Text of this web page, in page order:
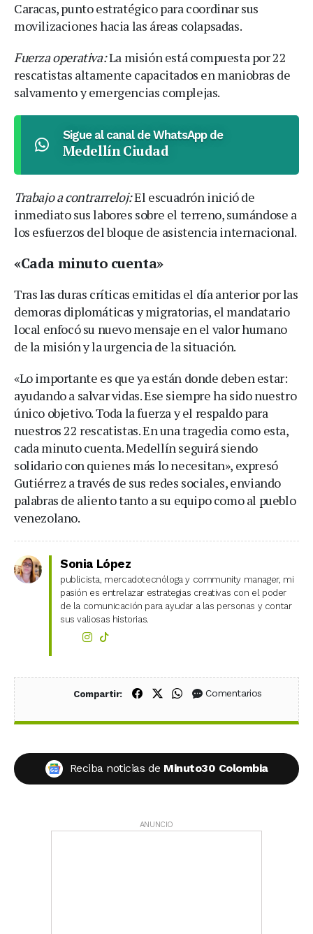
Caracas, punto estratégico para coordinar sus
movilizaciones hacia las áreas colapsadas.
Fuerza operativa:La misión está compuesta por 22
rescatistas altamente capacitados en maniobras de
salvamento y emergencias complejas.
Sigue al canal de WhatsApp de
Medellín Ciudad
Trabajo a contrarreloj:El escuadrón inició de
inmediato sus labores sobre el terreno, sumándose a
los esfuerzos del bloque de asistencia internacional.
«Cada minuto cuenta»
Tras las duras críticas emitidas el día anterior por las
demoras diplomáticas y migratorias, el mandatario
local enfocó su nuevo mensaje en el valor humano
de la misión y la urgencia de la situación.
«Lo importante es que ya están donde deben estar:
ayudando a salvar vidas. Ese siempre ha sido nuestro
único objetivo. Toda la fuerza y el respaldo para
nuestros 22 rescatistas. En una tragedia como esta,
cada minuto cuenta. Medellín seguirá siendo
solidario con quienes más lo necesitan», expresó
Gutiérrez a través de sus redes sociales, enviando
palabras de aliento tanto a su equipo como al pueblo
venezolano.
Sonia López
publicista, mercadotecnóloga y community manager, mi
pasión es entrelazar estrategias creativas con el poder
de la comunicación para ayudar a las personas y contar
sus valiosas historias.
Compartir: Compartir en Facebook
Compartir en X (Twitter)
Compartir en WhatsApp
Comentarios
Reciba noticias de Minuto30 Colombia
ANUNCIO